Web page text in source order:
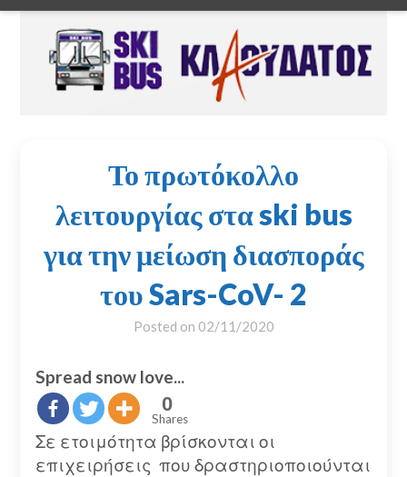
Το πρωτόκολλο
λειτουργίας στα ski bus
για την μείωση διασποράς
του Sars-CoV- 2
Posted on 02/11/2020
Spread snow love...
0
Shares
Σε ετοιμότητα βρίσκονται οι
επιχειρήσεις που δραστηριοποιούνται